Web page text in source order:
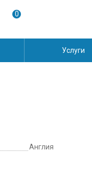
0
Услуги
Англия